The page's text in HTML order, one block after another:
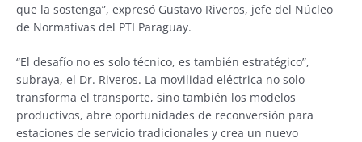
que la sostenga”, expresó Gustavo Riveros, jefe del Núcleo
de Normativas del PTI Paraguay.
“El desafío no es solo técnico, es también estratégico”,
subraya, el Dr. Riveros. La movilidad eléctrica no solo
transforma el transporte, sino también los modelos
productivos, abre oportunidades de reconversión para
estaciones de servicio tradicionales y crea un nuevo